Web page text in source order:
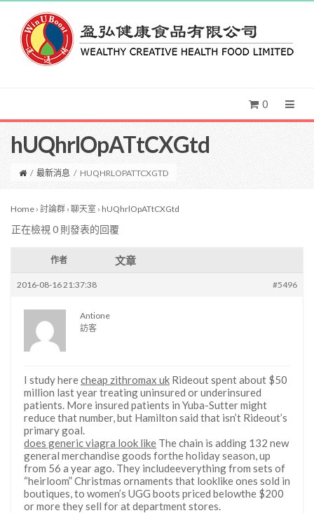
0
hUQhrlOpATtCXGtd
/ 最新消息 / HUQHRLOPATTCXGTD
Home › 討論群 › 聊天室 › hUQhrlOpATtCXGtd
正在檢視 0 則發表的回覆
作者 文章
2016-08-16 21:37:38 #5496
Antione
訪客
I study herecheap zithromax uk Rideout spent about $50
million last year treating uninsured or underinsured
patients. More insured patients in Yuba-Sutter might
reduce that number, but Hamilton said that isn’t Rideout’s
primary goal.
does generic viagra look like The chain is adding 132 new
general merchandise goods forthe holiday season, up
from 56 a year ago. They includeeverything from sets of
“heirloom” Christmas ornaments that looklike ones sold in
boutiques, to women’s UGG boots priced belowthe $200
or more they sell for at department stores.